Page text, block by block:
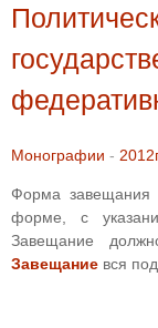
Монографии -
Форма завещания
форме, с
Завещание
Завещание вся